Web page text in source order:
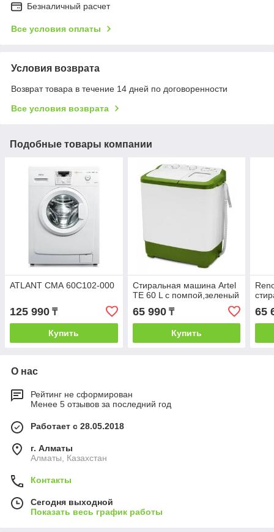
Безналичный расчет
Все условия оплаты
Условия возврата
Возврат товара в течение 14 дней по договоренности
Все условия возврата
Подобные товары компании
ATLANT СМА 60С102-000
125 990 ₸
Купить
Стиральная машина Artel
TE 60 L с помпой,зеленый
65 990₸
Купить
65
О нас
Рейтинг не сформирован
Менее 5 отзывов за последний год
Работает с 28.05.2018
г. Алматы
Алматы, Казахстан
Контакты
Сегодня выходной
Показать весь график работы